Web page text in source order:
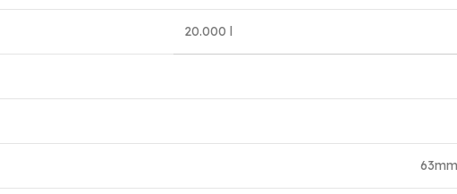
20.000 l